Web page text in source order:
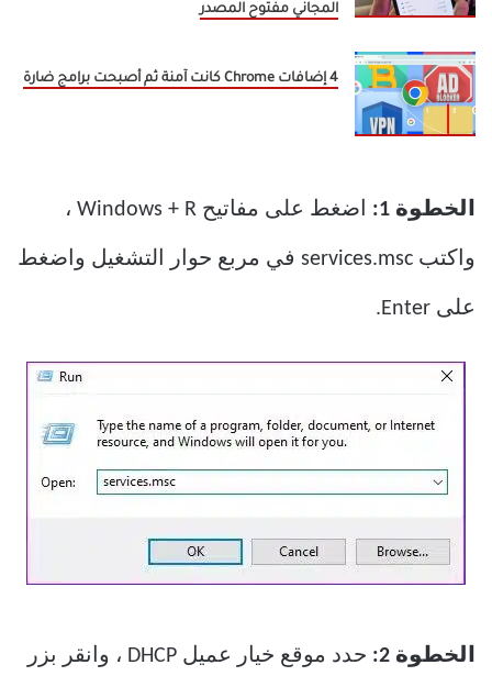
المجاني مفتوح المصدر
4 إضافات Chrome كانت آمنة ثم أصبحت برامج ضارة
الخطوة 1: اضغط على مفاتيح Windows + R ،
واكتب services.msc في مربع حوار التشغيل واضغط
على Enter.
الخطوة 2: حدد موقع خيار عميل DHCP ، وانقر بزر